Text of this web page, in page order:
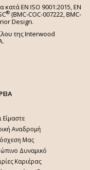
EN ISO 9001:2015, EN
® (BMC-COC-007222, BMC-
Design.
της Interwood
Είμαστε
Αναδρομή
Μας
Δυναμικό
Καριέρας